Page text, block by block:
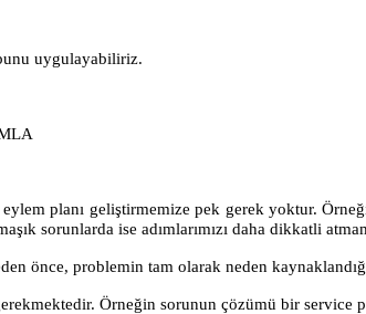
uygulayabiliriz.
planı geliştirmemize pek gerek yoktur.
sorunlarda ise adımlarımızı daha dikkatli
önce, problemin tam olarak neden
Örneğin sorunun çözümü bir service